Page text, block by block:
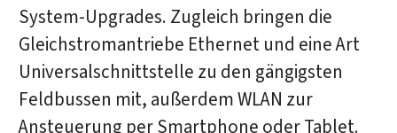
System-Upgrades. Zugleich bringen die
Gleichstromantriebe Ethernet und eine Art
Universalschnittstelle zu den gängigsten
Feldbussen mit, außerdem WLAN zur
Ansteuerung per Smartphone oder Tablet.